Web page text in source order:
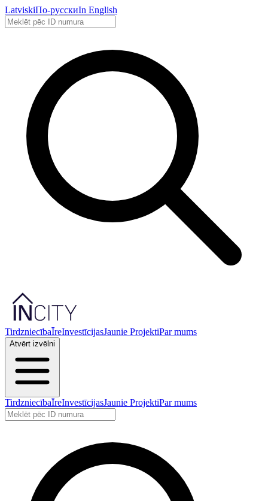
LatviskiПо-русскиIn English
TirdzniecībaĪreInvestīcijasJaunie ProjektiPar mums
Atvērt izvēlni
TirdzniecībaĪreInvestīcijasJaunie ProjektiPar mums